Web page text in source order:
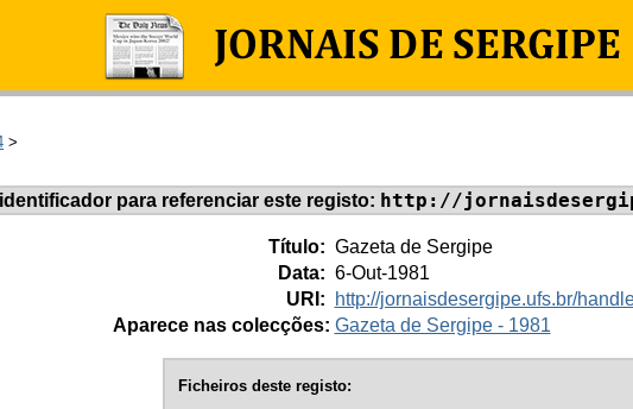
>
para referenciar este registo: http://
Título: Gazeta de Sergipe
Data: 6-Out-1981
URI:
http://jornaisdesergipe.ufs.br/
Aparece nas colecções: Gazeta de Sergipe - 1981
Ficheiros deste registo: